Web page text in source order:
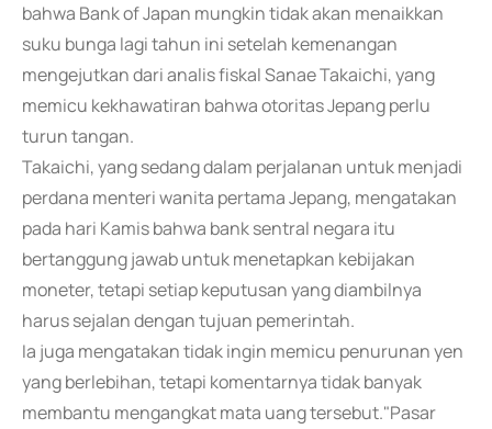
bahwa Bank of Japan mungkin tidak akan menaikkan
suku bunga lagi tahun ini setelah kemenangan
mengejutkan dari analis fiskal Sanae Takaichi, yang
memicu kekhawatiran bahwa otoritas Jepang perlu
turun tangan.
Takaichi, yang sedang dalam perjalanan untuk menjadi
perdana menteri wanita pertama Jepang, mengatakan
pada hari Kamis bahwa bank sentral negara itu
bertanggung jawab untuk menetapkan kebijakan
moneter, tetapi setiap keputusan yang diambilnya
harus sejalan dengan tujuan pemerintah.
Ia juga mengatakan tidak ingin memicu penurunan yen
yang berlebihan, tetapi komentarnya tidak banyak
membantu mengangkat mata uang tersebut."Pasar